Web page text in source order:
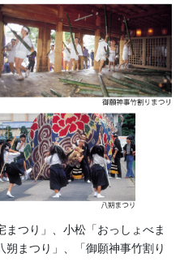
、夜になると優しげに灯るあ
じさせます。この提灯には
れます。これはカミを迎える
ています。各地域の神社や山
が使用されているのは人々を
する神聖な気持ちだったので
。
な音、小さな音、細い音、太
つり」、小松「おっしょべま
まつり」、「御願神事竹割り